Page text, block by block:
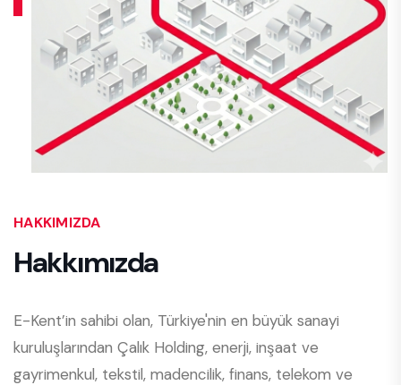
HAKKIMIZDA
Hakkımızda
E-Kent’in sahibi olan, Türkiye'nin en büyük sanayi
kuruluşlarından Çalık Holding, enerji, inşaat ve
gayrimenkul, tekstil, madencilik, finans, telekom ve